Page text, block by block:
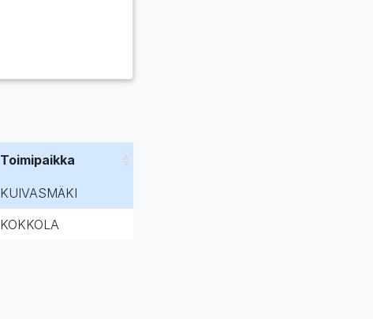
Toimipaikka
KUIVASMÄKI
KOKKOLA